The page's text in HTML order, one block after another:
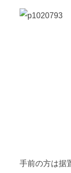
手前の方は据